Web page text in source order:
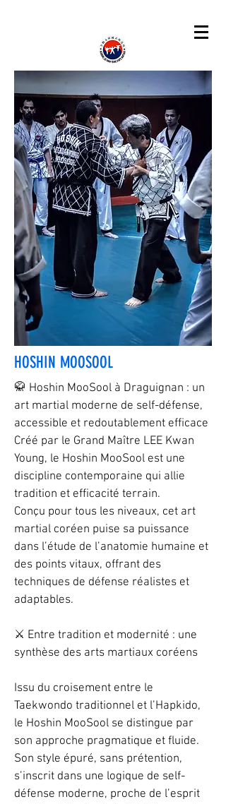
HOSHIN MOOSOOL
🥋 Hoshin MooSool à Draguignan : un
art martial moderne de self-défense,
accessible et redoutablement efficace
Créé par le Grand Maître LEE Kwan
Young, le Hoshin MooSool est une
discipline contemporaine qui allie
tradition et efficacité terrain.
Conçu pour tous les niveaux, cet art
martial coréen puise sa puissance
dans l’étude de l’anatomie humaine et
des points vitaux, offrant des
techniques de défense réalistes et
adaptables.
⚔️ Entre tradition et modernité : une
synthèse des arts martiaux coréens
Issu du croisement entre le
Taekwondo traditionnel et l’Hapkido,
le Hoshin MooSool se distingue par
son approche pragmatique et fluide.
Son style épuré, sans prétention,
s’inscrit dans une logique de self-
défense moderne, proche de l’esprit